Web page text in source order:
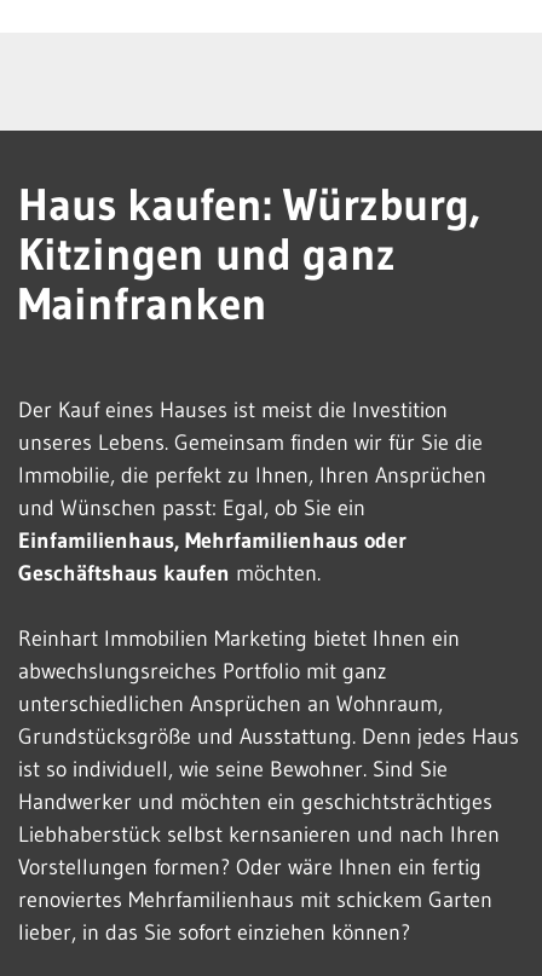
Haus kaufen: Würzburg,
Kitzingen und ganz
Mainfranken
Der Kauf eines Hauses ist meist die Investition
unseres Lebens. Gemeinsam finden wir für Sie die
Immobilie, die perfekt zu Ihnen, Ihren Ansprüchen
und Wünschen passt: Egal, ob Sie ein
Einfamilienhaus, Mehrfamilienhaus oder
Geschäftshaus kaufen möchten.
Reinhart Immobilien Marketing bietet Ihnen ein
abwechslungsreiches Portfolio mit ganz
unterschiedlichen Ansprüchen an Wohnraum,
Grundstücksgröße und Ausstattung. Denn jedes Haus
ist so individuell, wie seine Bewohner. Sind Sie
Handwerker und möchten ein geschichtsträchtiges
Liebhaberstück selbst kernsanieren und nach Ihren
Vorstellungen formen? Oder wäre Ihnen ein fertig
renoviertes Mehrfamilienhaus mit schickem Garten
lieber, in das Sie sofort einziehen können?